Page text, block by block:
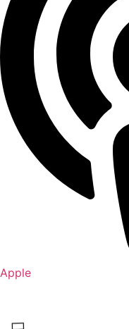
Apple